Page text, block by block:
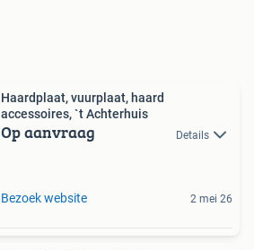
Haardplaat, vuurplaat, haard
accessoires, `t Achterhuis
Op aanvraag Details
Bezoek website 2 mei 26